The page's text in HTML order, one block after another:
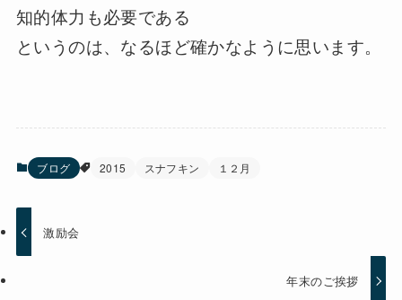
知的体力も必要である
というのは、なるほど確かなように思います。
ブログ 2015 スナフキン １２月
激励会
年末のご挨拶